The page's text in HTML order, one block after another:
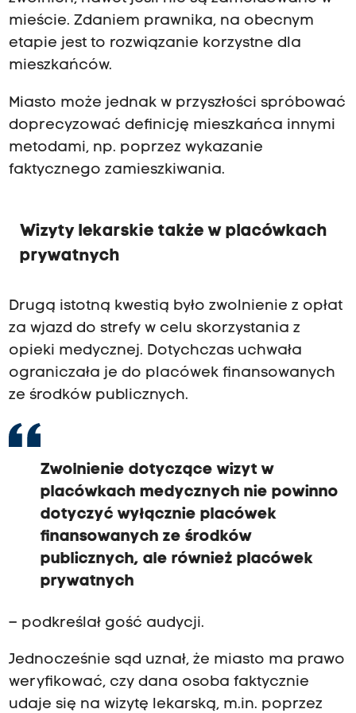
mieście. Zdaniem prawnika, na obecnym
etapie jest to rozwiązanie korzystne dla
mieszkańców.
Miasto może jednak w przyszłości spróbować
doprecyzować definicję mieszkańca innymi
metodami, np. poprzez wykazanie
faktycznego zamieszkiwania.
Wizyty lekarskie także w placówkach
prywatnych
Drugą istotną kwestią było zwolnienie z opłat
za wjazd do strefy w celu skorzystania z
opieki medycznej. Dotychczas uchwała
ograniczała je do placówek finansowanych
ze środków publicznych.
Zwolnienie dotyczące wizyt w
placówkach medycznych nie powinno
dotyczyć wyłącznie placówek
finansowanych ze środków
publicznych, ale również placówek
prywatnych
– podkreślał gość audycji.
Jednocześnie sąd uznał, że miasto ma prawo
weryfikować, czy dana osoba faktycznie
udaje się na wizytę lekarską, m.in. poprzez